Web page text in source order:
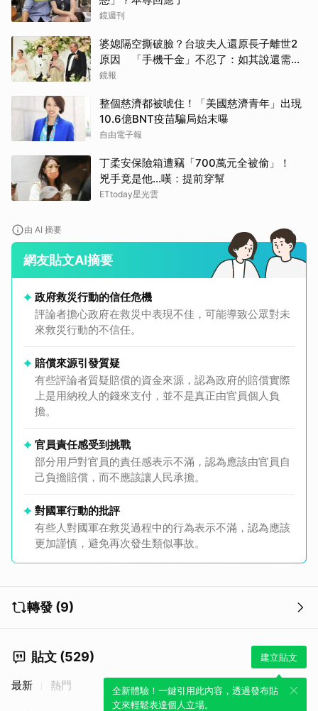
鏡週刊
婆媳隔空撕破臉？台玻夫人還原長子離世2
原因 「手機千金」不忍了：如其說還需要
離開嗎？
鏡報
整個慈濟都被唬住！「美國慈濟青年」出現
10.6億BNT疫苗騙局始末曝
自由電子報
丁柔安保險箱遭竊「700萬元全被偷」！
兇手竟是他...嘆：提前穿幫
ETtoday星光雲
由 AI 摘要
網友貼文AI摘要
政府救災行動的信任危機
評論者擔心政府在救災中表現不佳，可能導致公眾對未
來救災行動的不信任。
賠償來源引發質疑
有些評論者質疑賠償的資金來源，認為政府的賠償實際
上是用納稅人的錢來支付，並不是真正由官員個人負
擔。
官員責任感受到挑戰
部分用戶對官員的責任感表示不滿，認為應該由官員自
己負擔賠償，而不應該讓人民承擔。
對國軍行動的批評
有些人對國軍在救災過程中的行為表示不滿，認為應該
更加謹慎，避免再次發生類似事故。
轉發 (9)
貼文 (529) 建立貼文
全新體驗！一鍵引用此內容，透過發布貼
文來輕鬆表達個人立場。
最新 熱門